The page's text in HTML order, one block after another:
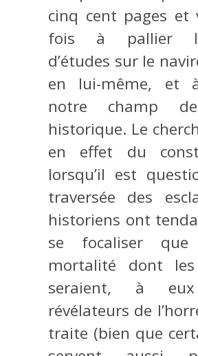
cinq cent pages et
fois à pallier
d’études sur le
en lui-même, et
notre champ
historique. Le
en effet du
lorsqu’il est
traversée des
historiens ont
se focaliser
mortalité dont
seraient, à
révélateurs de
traite (bien que